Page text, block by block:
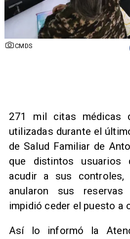
CMDS
271 mil citas médicas
utilizadas durante el
de Salud Familiar de
que distintos usuarios
acudir a sus controles,
anularon sus
impidió ceder el puesto a
Así lo informó la